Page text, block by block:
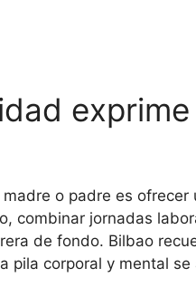
o padre es ofrecer
combinar jornadas
de fondo. Bilbao
pila corporal y mental